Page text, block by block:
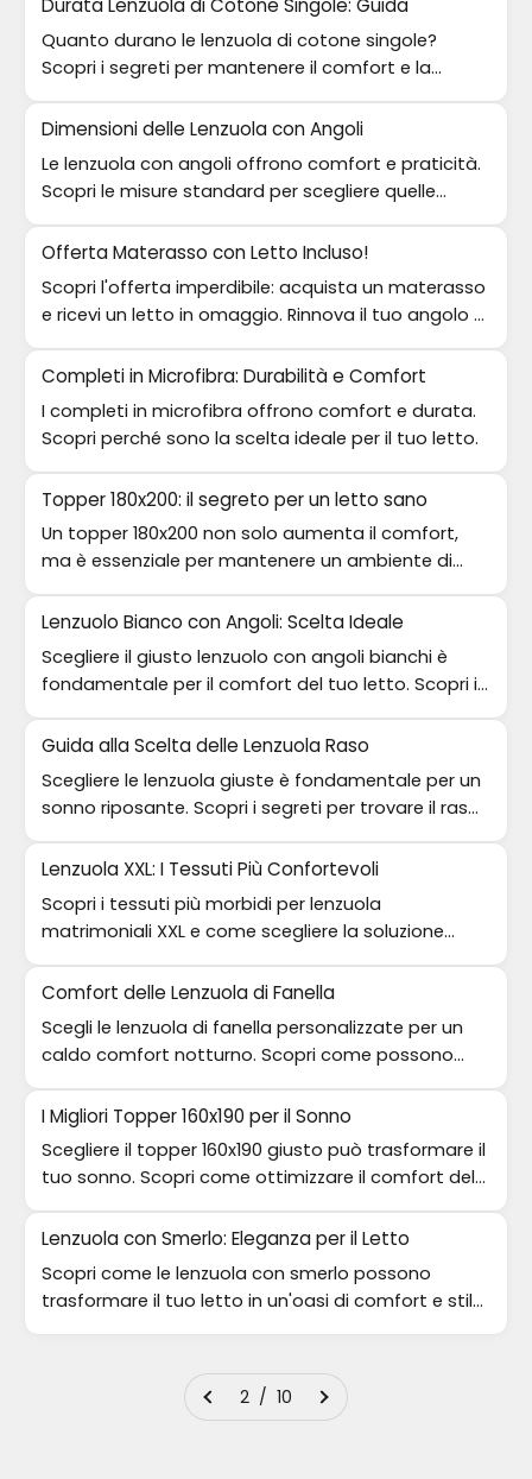
Durata Lenzuola di Cotone Singole: Guida
Quanto durano le lenzuola di cotone singole?
Scopri i segreti per mantenere il comfort e la
qualità nel tuo riposo.
Dimensioni delle Lenzuola con Angoli
Le lenzuola con angoli offrono comfort e praticità.
Scopri le misure standard per scegliere quelle
Offerta Materasso con Letto Incluso!
Scopri l'offerta imperdibile: acquista un materasso
e ricevi un letto in omaggio. Rinnova il tuo angolo di
Completi in Microfibra: Durabilità e Comfort
I completi in microfibra offrono comfort e durata.
Scopri perché sono la scelta ideale per il tuo letto.
Topper 180x200: il segreto per un letto sano
Un topper 180x200 non solo aumenta il comfort,
ma è essenziale per mantenere un ambiente di
riposo sano e igienico.
Lenzuolo Bianco con Angoli: Scelta Ideale
Scegliere il giusto lenzuolo con angoli bianchi è
fondamentale per il comfort del tuo letto. Scopri i
materiali migliori.
Guida alla Scelta delle Lenzuola Raso
Scegliere le lenzuola giuste è fondamentale per un
sonno riposante. Scopri i segreti per trovare il raso
Lenzuola XXL: I Tessuti Più Confortevoli
Scopri i tessuti più morbidi per lenzuola
matrimoniali XXL e come scegliere la soluzione
Comfort delle Lenzuola di Fanella
Scegli le lenzuola di fanella personalizzate per un
caldo comfort notturno. Scopri come possono
I Migliori Topper 160x190 per il Sonno
Scegliere il topper 160x190 giusto può trasformare il
tuo sonno. Scopri come ottimizzare il comfort del
tuo letto con i migliori modelli.
Lenzuola con Smerlo: Eleganza per il Letto
Scopri come le lenzuola con smerlo possono
trasformare il tuo letto in un'oasi di comfort e stile.
Dettagli che fanno la differenza!
2 / 10